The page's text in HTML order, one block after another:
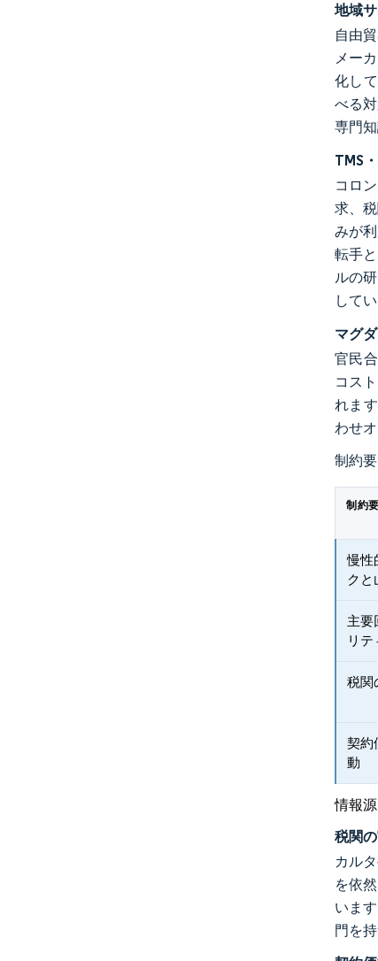
地域
自由
メー
化し
べる
専門
TMS
コロ
求、
みが
転手
ルの
して
マグ
官民
コス
れま
わせ
制約
制約
慢性
クと
主要
リテ
税関
契約
動
情報
税関
カル
を依
いま
門を